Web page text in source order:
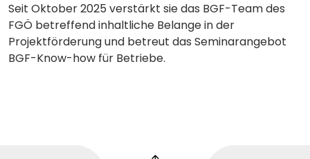
Seit Oktober 2025 verstärkt sie das BGF-Team des
FGÖ betreffend inhaltliche Belange in der
Projektförderung und betreut das Seminarangebot
BGF-Know-how für Betriebe.